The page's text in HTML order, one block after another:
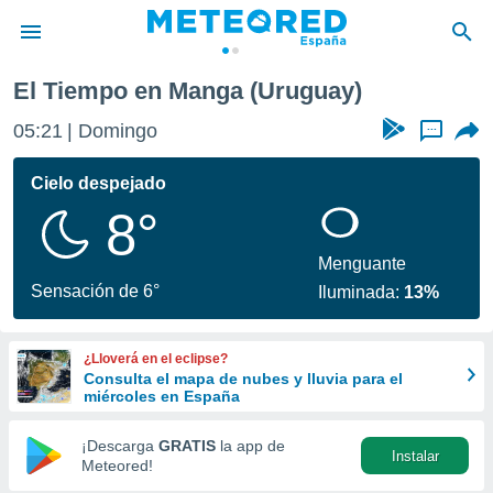
de
por
se
calidad.
a este
las
y
forma
digital
basada
El Tiempo en Manga (Uruguay)
05:21 Domingo ...
Cielo despejado
8°
Sensación de 6°
Menguante
Iluminada: 13%
¿Lloverá en el eclipse?
Consulta el mapa de nubes y lluvia para el
miércoles en España
¡Descarga GRATIS la app de
Meteored!
Instalar